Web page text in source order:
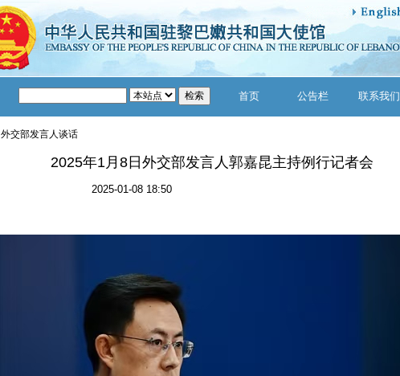
首页 公告栏 联系我们
外交部发言人谈话
2025年1月8日外交部发言人郭嘉昆主持例行记者会
2025-01-08 18:50